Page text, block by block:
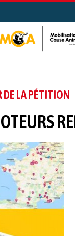
DE LA PÉTITION